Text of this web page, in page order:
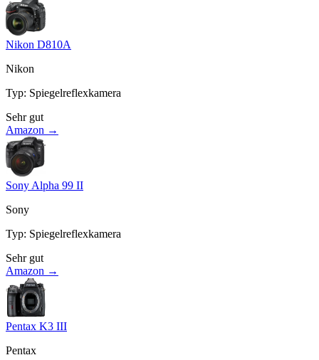
Nikon D810A
Nikon
Typ: Spiegelreflexkamera
Sehr gut
Amazon →
Sony Alpha 99 II
Sony
Typ: Spiegelreflexkamera
Sehr gut
Amazon →
Pentax K3 III
Pentax